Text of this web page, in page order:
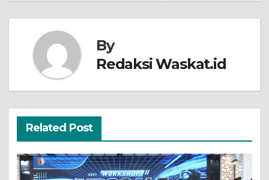
By
Redaksi Waskat.id
Related Post